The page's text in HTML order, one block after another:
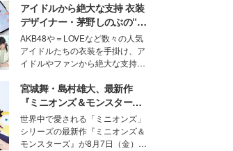
モデル・愛甲ひかりさんと橋下美
好さんを迎えて本音で女子会トー
ク。猛暑のお出かけを快適に過ご
すヒントや、2人が感動した夏の
生理の新常識にも迫りました。
アイドルから絶大な支持 衣装
デザイナー・茅野しのぶの“可
愛い”を作る美学＜「シチズン
クロスシー」インタビュー＞
AKB48や＝LOVEなど数々の人気
アイドルたちの衣装を手掛け、ア
イドルやファンから絶大な支持を
取締役兼クリエイティブディレク
ター・茅野しのぶ。一人ひとりの
個性に寄り添い、魅力を引き出す
衣装作りは、多くの女性たちに勇
気と自信を与え続けている。
宮城舞・島村雄大、最新作
『ミニオンズ＆モンスター
ズ』の魅力熱弁 ハチャメチャ
だけじゃない“友情と絆”に感
動
世界中で愛される「ミニオンズ」
シリーズの最新作『ミニオンズ＆
モンスターズ』が8月7日（金）に